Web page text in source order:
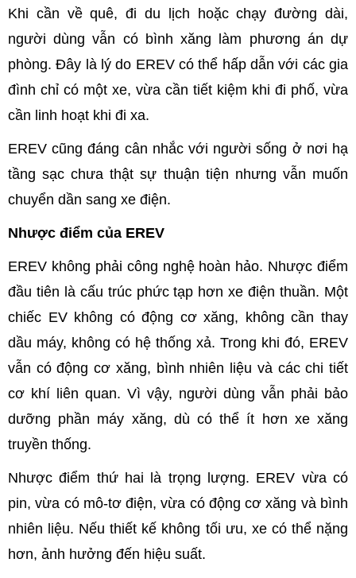
Khi cần về quê, đi du lịch hoặc chạy đường dài,
người dùng vẫn có bình xăng làm phương án dự
phòng. Đây là lý do EREV có thể hấp dẫn với các gia
đình chỉ có một xe, vừa cần tiết kiệm khi đi phố, vừa
cần linh hoạt khi đi xa.
EREV cũng đáng cân nhắc với người sống ở nơi hạ
tầng sạc chưa thật sự thuận tiện nhưng vẫn muốn
chuyển dần sang xe điện.
Nhược điểm của EREV
EREV không phải công nghệ hoàn hảo. Nhược điểm
đầu tiên là cấu trúc phức tạp hơn xe điện thuần. Một
chiếc EV không có động cơ xăng, không cần thay
dầu máy, không có hệ thống xả. Trong khi đó, EREV
vẫn có động cơ xăng, bình nhiên liệu và các chi tiết
cơ khí liên quan. Vì vậy, người dùng vẫn phải bảo
dưỡng phần máy xăng, dù có thể ít hơn xe xăng
truyền thống.
Nhược điểm thứ hai là trọng lượng. EREV vừa có
pin, vừa có mô-tơ điện, vừa có động cơ xăng và bình
nhiên liệu. Nếu thiết kế không tối ưu, xe có thể nặng
hơn, ảnh hưởng đến hiệu suất.